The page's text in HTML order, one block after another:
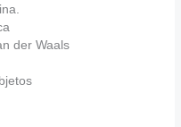
der Waals